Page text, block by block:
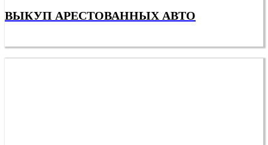
ВЫКУП АРЕСТОВАННЫХ АВТО